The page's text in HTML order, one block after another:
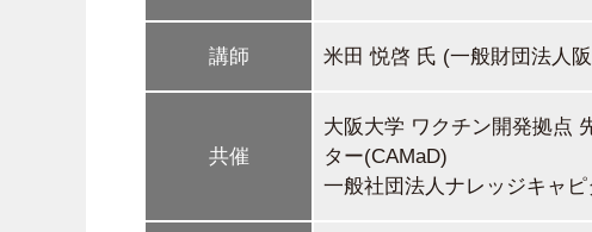
講師 米田 悦啓 氏 (一般財団法人
共催
大阪大学 ワクチン開発拠点
ター(CAMaD)
一般社団法人ナレッジキャピ